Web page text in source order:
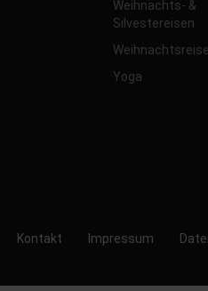
Weihnachts- &
Silvestereisen
Yoga
Kontakt Impressum